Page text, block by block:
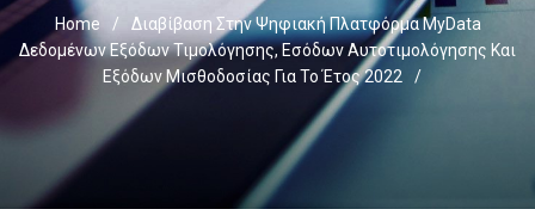
Home /
Διαβίβαση Στην Ψηφιακή Πλατφόρμα MyData
Δεδομένων Εξόδων Τιμολόγησης, Εσόδων Αυτοτιμολόγησης Και
Εξόδων Μισθοδοσίας Για Το Έτος 2022
/